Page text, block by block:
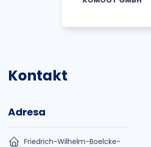
Kontakt
Adresa
Friedrich-Wilhelm-Boelcke-